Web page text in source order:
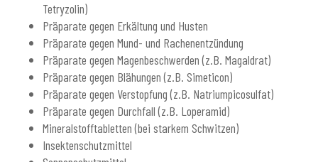
Tetryzolin)
Präparate gegen Erkältung und Husten
Präparate gegen Mund- und Rachenentzündung
Präparate gegen Magenbeschwerden (z.B. Magaldrat)
Präparate gegen Blähungen (z.B. Simeticon)
Präparate gegen Verstopfung (z.B. Natriumpicosulfat)
Präparate gegen Durchfall (z.B. Loperamid)
Mineralstofftabletten (bei starkem Schwitzen)
Insektenschutzmittel